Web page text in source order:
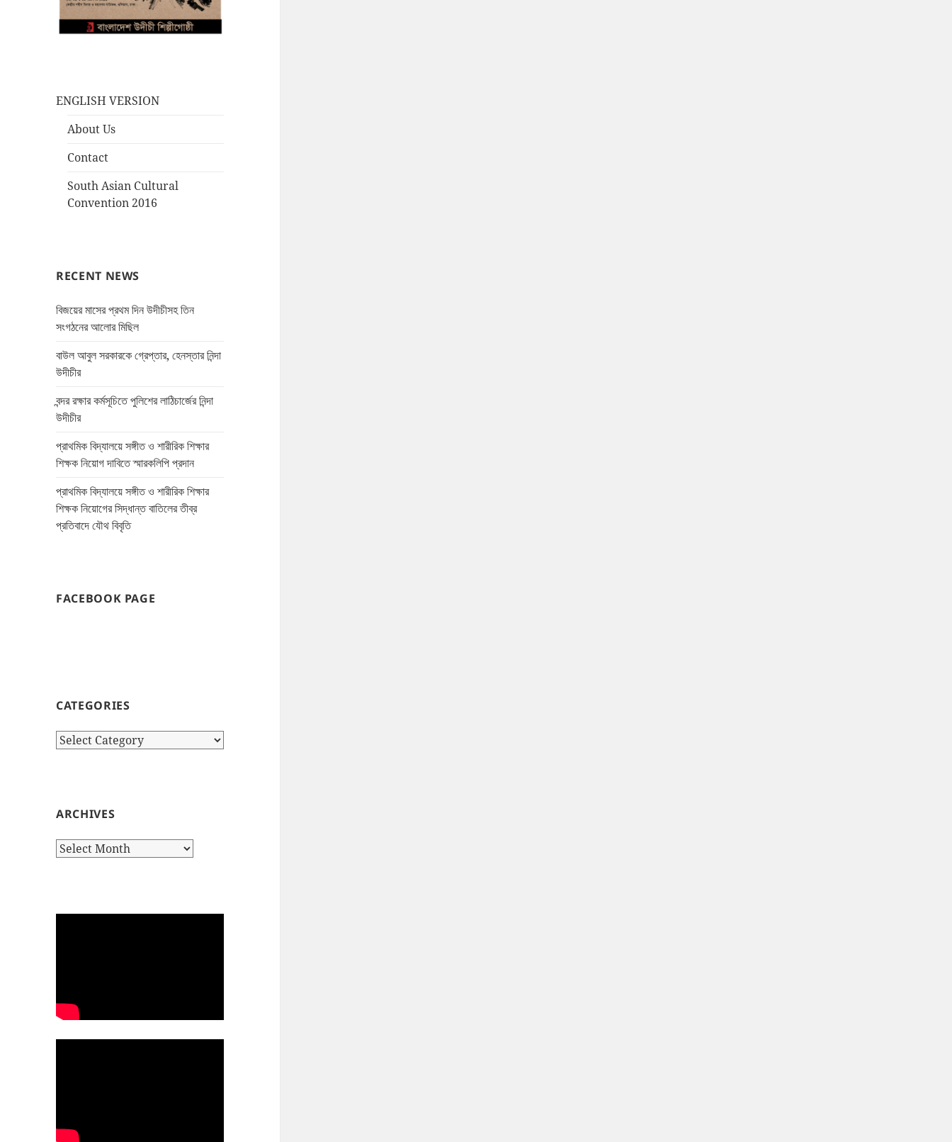
ENGLISH VERSION
About Us
Contact
South Asian Cultural
Convention 2016
RECENT NEWS
বিজয়ের মাসের প্রথম দিন উদীচীসহ তিন
সংগঠনের আলোর মিছিল
বাউল আবুল সরকারকে গ্রেপ্তার, হেনস্তার নিন্দা
উদীচীর
বন্দর রক্ষার কর্মসূচিতে পুলিশের লাঠিচার্জের নিন্দা
উদীচীর
প্রাথমিক বিদ্যালয়ে সঙ্গীত ও শারীরিক শিক্ষার
শিক্ষক নিয়োগ দাবিতে স্মারকলিপি প্রদান
প্রাথমিক বিদ্যালয়ে সঙ্গীত ও শারীরিক শিক্ষার
শিক্ষক নিয়োগের সিদ্ধান্ত বাতিলের তীব্র
প্রতিবাদে যৌথ বিবৃতি
FACEBOOK PAGE
CATEGORIES
Categories
ARCHIVES
Archives